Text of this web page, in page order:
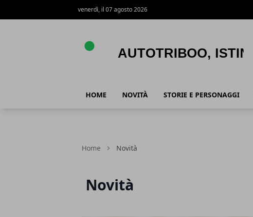
venerdì, il 07 agosto 2026
HOME NOVITÀ STORIE E PERSONAGGI
Home Novità
Novità